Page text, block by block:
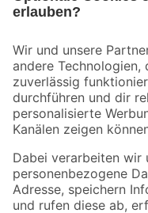
Der toom Newsletter: Keine
Zur Newsletter
Folge uns
Zahlungsarten